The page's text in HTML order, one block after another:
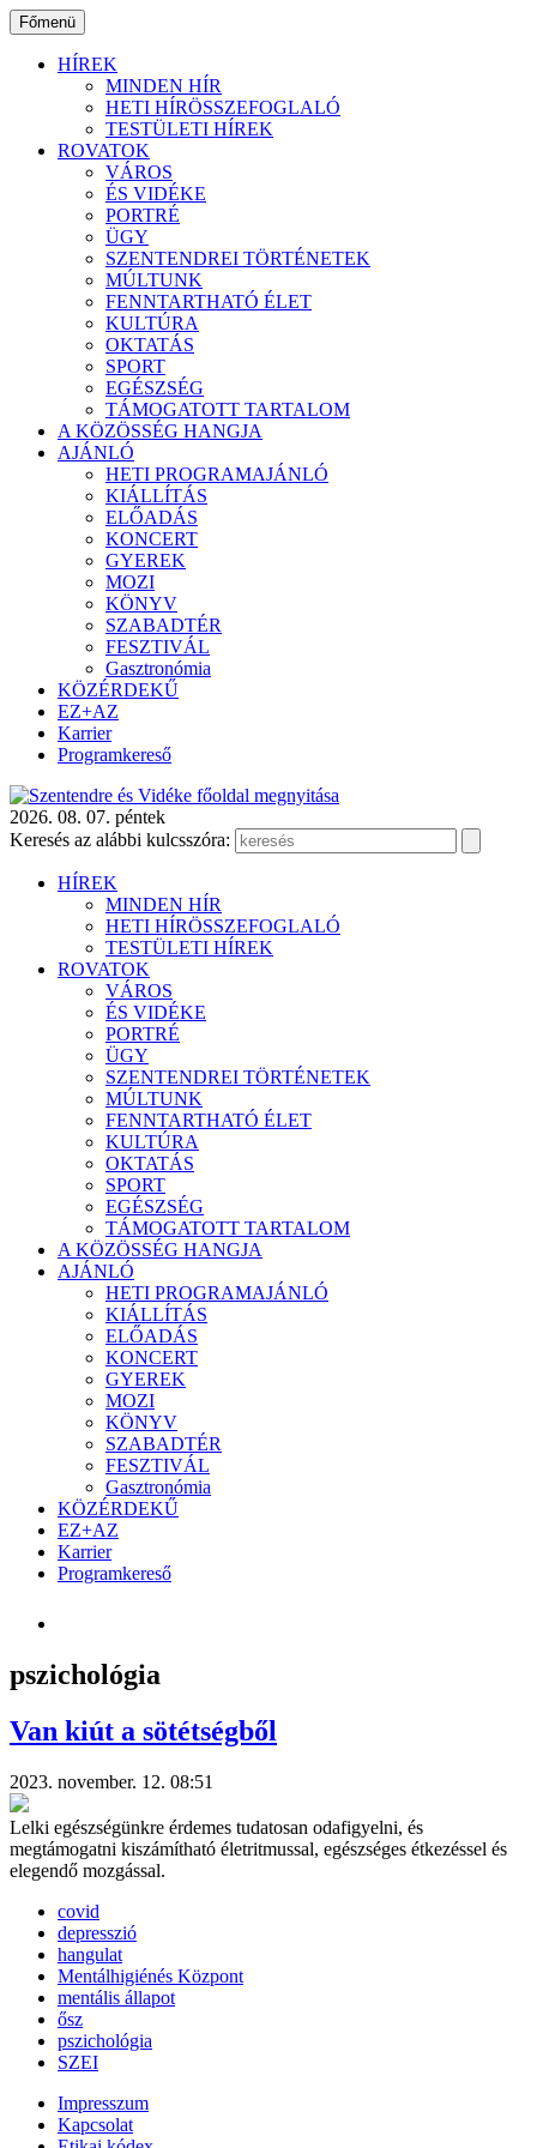
Ugrás
a
tartalomhoz
Főmenü
HÍREK
MINDEN HÍR
HETI HÍRÖSSZEFOGLALÓ
TESTÜLETI HÍREK
ROVATOK
VÁROS
ÉS VIDÉKE
PORTRÉ
ÜGY
SZENTENDREI TÖRTÉNETEK
MÚLTUNK
FENNTARTHATÓ ÉLET
KULTÚRA
OKTATÁS
SPORT
EGÉSZSÉG
TÁMOGATOTT TARTALOM
A KÖZÖSSÉG HANGJA
AJÁNLÓ
HETI PROGRAMAJÁNLÓ
KIÁLLÍTÁS
ELŐADÁS
KONCERT
GYEREK
MOZI
KÖNYV
SZABADTÉR
FESZTIVÁL
Gasztronómia
KÖZÉRDEKŰ
EZ+AZ
Karrier
Programkereső
2026. 08. 07. péntek
Keresés az alábbi kulcsszóra:
HÍREK
MINDEN HÍR
HETI HÍRÖSSZEFOGLALÓ
TESTÜLETI HÍREK
ROVATOK
VÁROS
ÉS VIDÉKE
PORTRÉ
ÜGY
SZENTENDREI TÖRTÉNETEK
MÚLTUNK
FENNTARTHATÓ ÉLET
KULTÚRA
OKTATÁS
SPORT
EGÉSZSÉG
TÁMOGATOTT TARTALOM
A KÖZÖSSÉG HANGJA
AJÁNLÓ
HETI PROGRAMAJÁNLÓ
KIÁLLÍTÁS
ELŐADÁS
KONCERT
GYEREK
MOZI
KÖNYV
SZABADTÉR
FESZTIVÁL
Gasztronómia
KÖZÉRDEKŰ
EZ+AZ
Karrier
Programkereső
pszichológia
Van kiút a sötétségből
2023. november. 12. 08:51
Lelki egészségünkre érdemes tudatosan odafigyelni, és
megtámogatni kiszámítható életritmussal, egészséges étkezéssel és
elegendő mozgással.
covid
depresszió
hangulat
Mentálhigiénés Központ
mentális állapot
ősz
pszichológia
SZEI
Impresszum
Kapcsolat